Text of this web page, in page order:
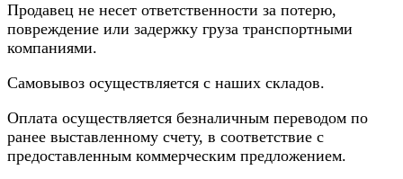
Продавец не несет ответственности за потерю,
повреждение или задержку груза транспортными
компаниями.
Самовывоз осуществляется с наших складов.
Оплата осуществляется безналичным переводом по
ранее выставленному счету, в соответствие с
предоставленным коммерческим предложением.